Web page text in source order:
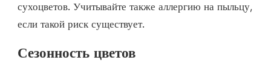
сухоцветов. Учитывайте также аллергию на пыльцу,
если такой риск существует.
Сезонность цветов